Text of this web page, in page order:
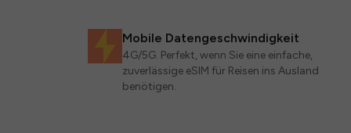
Mobile Datengeschwindigkeit
4G/5G. Perfekt, wenn Sie eine einfache,
zuverlässige eSIM für Reisen ins Ausland
benötigen.